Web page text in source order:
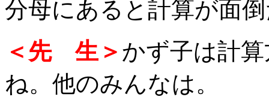
分母にあると計算が面
＜先 生＞ かず子は計
ね。他のみんなは。